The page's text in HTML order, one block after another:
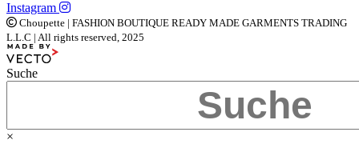
Instagram
Choupette | FASHION BOUTIQUE READY MADE GARMENTS TRADING
L.L.C | All rights reserved, 2025
Suche
×